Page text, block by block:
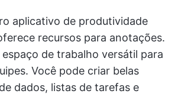
aplicativo de produtividade
recursos para anotações.
de trabalho versátil para
Você pode criar belas
dados, listas de tarefas e